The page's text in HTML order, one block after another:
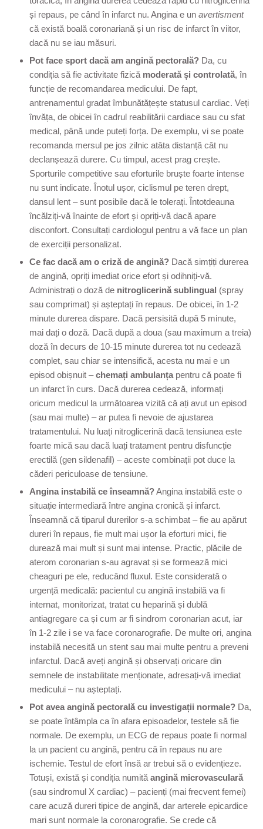
și repaus, pe când în infarct nu. Angina e un avertisment
că există boală coronariană și un risc de infarct în viitor,
dacă nu se iau măsuri.
Pot face sport dacă am angină pectorală? Da, cu
condiția să fie activitate fizică moderată și controlată, în
funcție de recomandarea medicului. De fapt,
antrenamentul gradat îmbunătățește statusul cardiac. Veți
învăța, de obicei în cadrul reabilitării cardiace sau cu sfat
medical, până unde puteți forța. De exemplu, vi se poate
recomanda mersul pe jos zilnic atâta distanță cât nu
declanșează durere. Cu timpul, acest prag crește.
Sporturile competitive sau eforturile bruște foarte intense
nu sunt indicate. Înotul ușor, ciclismul pe teren drept,
dansul lent – sunt posibile dacă le tolerați. Întotdeauna
încălziți-vă înainte de efort și opriți-vă dacă apare
disconfort. Consultați cardiologul pentru a vă face un plan
de exerciții personalizat.
Ce fac dacă am o criză de angină? Dacă simțiți durerea
de angină, opriți imediat orice efort și odihniți-vă.
Administrați o doză de nitroglicerină sublingual (spray
sau comprimat) și așteptați în repaus. De obicei, în 1-2
minute durerea dispare. Dacă persisită după 5 minute,
mai dați o doză. Dacă după a doua (sau maximum a treia)
doză în decurs de 10-15 minute durerea tot nu cedează
complet, sau chiar se intensifică, acesta nu mai e un
episod obișnuit –chemați ambulanța pentru că poate fi
un infarct în curs. Dacă durerea cedează, informați
oricum medicul la următoarea vizită că ați avut un episod
(sau mai multe) – ar putea fi nevoie de ajustarea
tratamentului. Nu luați nitroglicerină dacă tensiunea este
foarte mică sau dacă luați tratament pentru disfuncție
erectilă (gen sildenafil) – aceste combinații pot duce la
căderi periculoase de tensiune.
Angina instabilă ce înseamnă?Angina instabilă este o
situație intermediară între angina cronică și infarct.
Înseamnă că tiparul durerilor s-a schimbat – fie au apărut
dureri în repaus, fie mult mai ușor la eforturi mici, fie
durează mai mult și sunt mai intense. Practic, plăcile de
aterom coronarian s-au agravat și se formează mici
cheaguri pe ele, reducând fluxul. Este considerată o
urgență medicală: pacientul cu angină instabilă va fi
internat, monitorizat, tratat cu heparină și dublă
antiagregare ca și cum ar fi sindrom coronarian acut, iar
în 1-2 zile i se va face coronarografie. De multe ori, angina
instabilă necesită un stent sau mai multe pentru a preveni
infarctul. Dacă aveți angină și observați oricare din
semnele de instabilitate menționate, adresați-vă imediat
medicului – nu așteptați.
Pot avea angină pectorală cu investigații normale? Da,
se poate întâmpla ca în afara episoadelor, testele să fie
normale. De exemplu, un ECG de repaus poate fi normal
la un pacient cu angină, pentru că în repaus nu are
ischemie. Testul de efort însă ar trebui să o evidențieze.
Totuși, există și condiția numită angină microvasculară
(sau sindromul X cardiac) – pacienți (mai frecvent femei)
care acuză dureri tipice de angină, dar arterele epicardice
mari sunt normale la coronarografie. Se crede că